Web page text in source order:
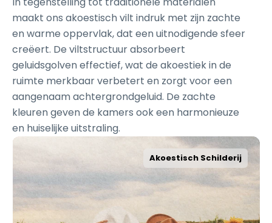
maakt ons akoestisch vilt indruk met zijn zachte
en warme oppervlak, dat een uitnodigende sfeer
creëert. De viltstructuur absorbeert
geluidsgolven effectief, wat de akoestiek in de
ruimte merkbaar verbetert en zorgt voor een
aangenaam achtergrondgeluid. De zachte
kleuren geven de kamers ook een harmonieuze
en huiselijke uitstraling.
Aluminium Wit Akoestisch Schilderij